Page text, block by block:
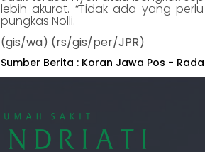
lebih akurat. “Tidak ada yang
pungkas Nolli.
(gis/wa) (rs/gis/per/JPR)
Sumber Berita : Koran Jawa Pos -